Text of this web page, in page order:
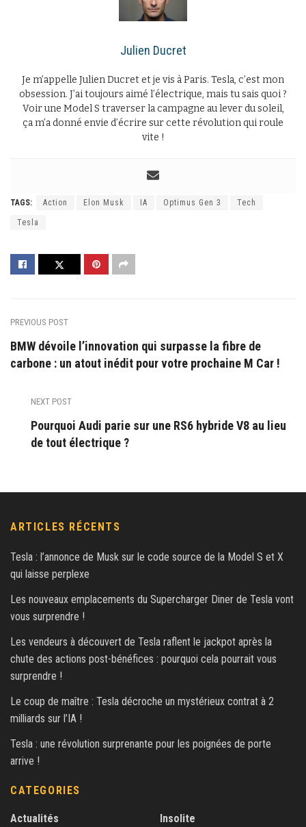
Julien Ducret
Je m’appelle Julien Ducret et je vis à Paris. Tesla, c’est mon
obsession. J’ai toujours aimé l’électrique, mais tu sais quoi ?
Voir une Model S traverser la campagne au lever du soleil,
ça m’a donné envie d’écrire sur cette révolution qui roule
vite !
TAGS: Action Elon Musk IA Optimus Gen 3 Tech
Tesla
PREVIOUS POST
BMW dévoile l’innovation qui surpasse la fibre de
carbone : un atout inédit pour votre prochaine M Car !
NEXT POST
Pourquoi Audi parie sur une RS6 hybride V8 au lieu
de tout électrique ?
ARTICLES RÉCENTS
Tesla : l’annonce de Musk sur le code source de la Model S et X
qui laisse perplexe
Les nouveaux emplacements du Supercharger Diner de Tesla vont
vous surprendre !
Les vendeurs à découvert de Tesla raflent le jackpot après la
chute des actions post-bénéfices : pourquoi cela pourrait vous
surprendre !
Le coup de maître : Tesla décroche un mystérieux contrat à 2
milliards sur l’IA !
Tesla : une révolution surprenante pour les poignées de porte
arrive !
CATEGORIES
Actualités
Insolite